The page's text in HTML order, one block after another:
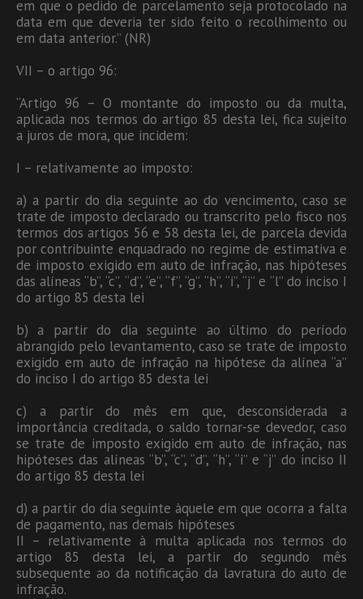
em que o pedido de parcelamento seja protocolado na
data em que deveria ter sido feito o recolhimento ou
em data anterior.” (NR)
VII – o artigo 96:
“Artigo 96 – O montante do imposto ou da multa,
aplicada nos termos do artigo 85 desta lei, fica sujeito
a juros de mora, que incidem:
I – relativamente ao imposto:
a) a partir do dia seguinte ao do vencimento, caso se
trate de imposto declarado ou transcrito pelo fisco nos
termos dos artigos 56 e 58 desta lei, de parcela devida
por contribuinte enquadrado no regime de estimativa e
de imposto exigido em auto de infração, nas hipóteses
das alíneas “b”, “c”, “d”, “e”, “f”, “g”, “h”, “i”, “j” e “l” do inciso I
do artigo 85 desta lei
b) a partir do dia seguinte ao último do período
abrangido pelo levantamento, caso se trate de imposto
exigido em auto de infração na hipótese da alínea “a”
do inciso I do artigo 85 desta lei
c) a partir do mês em que, desconsiderada a
importância creditada, o saldo tornar-se devedor, caso
se trate de imposto exigido em auto de infração, nas
hipóteses das alíneas “b”, “c”, “d”, “h”, “i” e “j” do inciso II
do artigo 85 desta lei
d) a partir do dia seguinte àquele em que ocorra a falta
de pagamento, nas demais hipóteses
II – relativamente à multa aplicada nos termos do
artigo 85 desta lei, a partir do segundo mês
subsequente ao da notificação da lavratura do auto de
infração.